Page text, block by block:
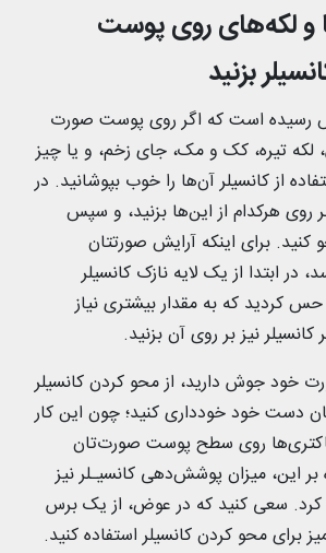
لکه‌های روی پوست
بزنید
رسیده است که اگر روی پوست صورت
تیره، کک و مک، جای زخم، و یا چیز
از کانسیلر آن‌ها را خوب بپوشانید. در
روی هرکدام از این‌ها بزنید، و سپس
کنید. برای اینکه آرایش صورتتان
در ابتدا از یک لایه نازک کانسیلر
حس کردید که به مقدار بیشتری نیاز
کانسیلر نیز بر روی آن بزنید.
خود جوش دارید، از محو کردن کانسیلر
دست خود خودداری کنید؛ چون این کار
روی سطح پوست صورت‌تان
این، میزان پوشش‌دهی کانسیـلر نیز
سعی کنید که در عوض، از یک برس
برای محو کردن کانسیلر استفاده کنید.